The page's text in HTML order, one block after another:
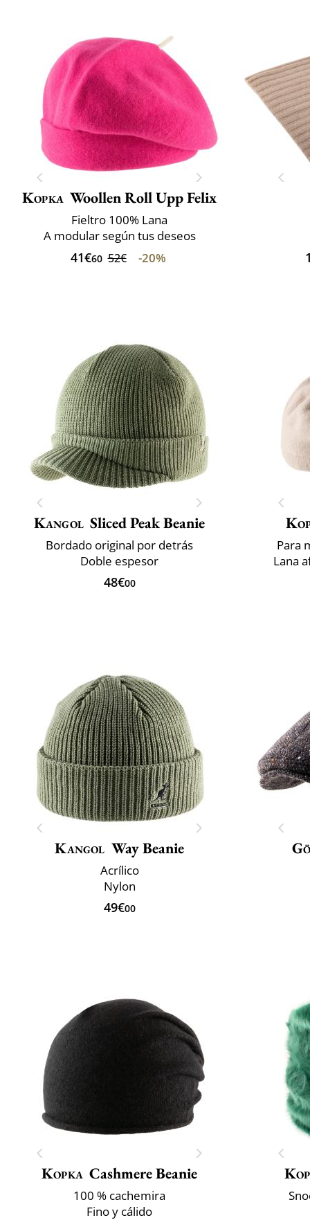
Kopka Woollen Roll Upp Felix
Fieltro 100% Lana
A modular según tus deseos
41€60 52€ -20%
Kangol Sliced Peak Beanie
Bordado original por detrás
Doble espesor
48€00
Para
Lana
Kangol Way Beanie
Acrílico
Nylon
49€00
Kopka Cashmere Beanie
100 % cachemira
Fino y cálido